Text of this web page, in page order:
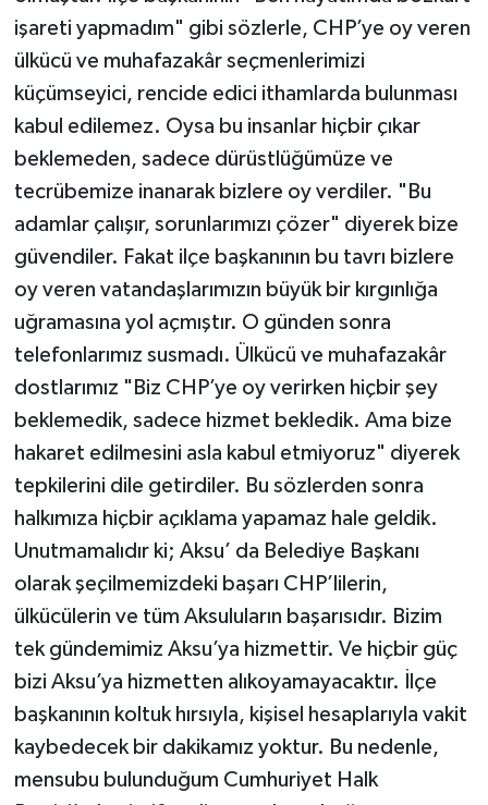
işareti yapmadım" gibi sözlerle, CHP’ye oy veren
ülkücü ve muhafazakâr seçmenlerimizi
küçümseyici, rencide edici ithamlarda bulunması
kabul edilemez. Oysa bu insanlar hiçbir çıkar
beklemeden, sadece dürüstlüğümüze ve
tecrübemize inanarak bizlere oy verdiler. "Bu
adamlar çalışır, sorunlarımızı çözer" diyerek bize
güvendiler. Fakat ilçe başkanının bu tavrı bizlere
oy veren vatandaşlarımızın büyük bir kırgınlığa
uğramasına yol açmıştır. O günden sonra
telefonlarımız susmadı. Ülkücü ve muhafazakâr
dostlarımız "Biz CHP’ye oy verirken hiçbir şey
beklemedik, sadece hizmet bekledik. Ama bize
hakaret edilmesini asla kabul etmiyoruz" diyerek
tepkilerini dile getirdiler. Bu sözlerden sonra
halkımıza hiçbir açıklama yapamaz hale geldik.
Unutmamalıdır ki; Aksu’ da Belediye Başkanı
olarak şeçilmemizdeki başarı CHP’lilerin,
ülkücülerin ve tüm Aksuluların başarısıdır. Bizim
tek gündemimiz Aksu’ya hizmettir. Ve hiçbir güç
bizi Aksu’ya hizmetten alıkoyamayacaktır. İlçe
başkanının koltuk hırsıyla, kişisel hesaplarıyla vakit
kaybedecek bir dakikamız yoktur. Bu nedenle,
mensubu bulunduğum Cumhuriyet Halk